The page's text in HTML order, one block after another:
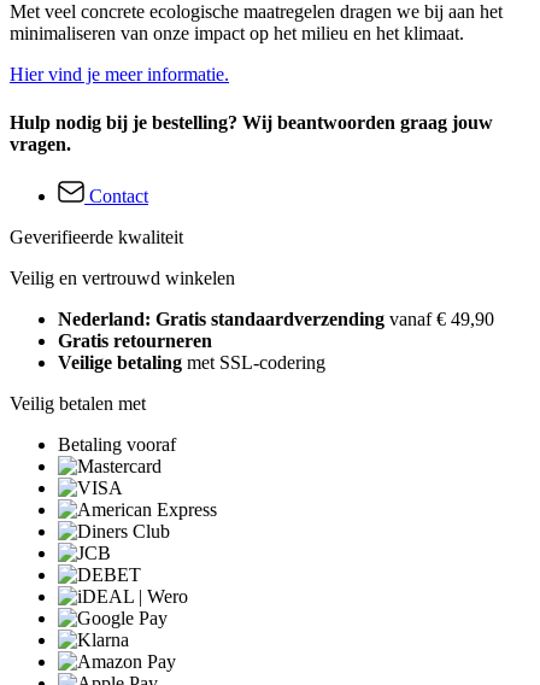
Met veel concrete ecologische maatregelen dragen we bij aan het
minimaliseren van onze impact op het milieu en het klimaat.
Hier vind je meer informatie.
Hulp nodig bij je bestelling? Wij beantwoorden graag jouw
vragen.
Contact
Geverifieerde kwaliteit
Veilig en vertrouwd winkelen
Nederland: Gratis standaardverzending vanaf € 49,90
Gratis retourneren
Veilige betaling met SSL-codering
Veilig betalen met
Betaling vooraf